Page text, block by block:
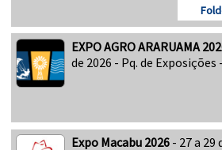
EXPO AGRO ARARUAMA
de 2026 - Pq. de Exposições
Expo Macabu 2026 - 27 a 29